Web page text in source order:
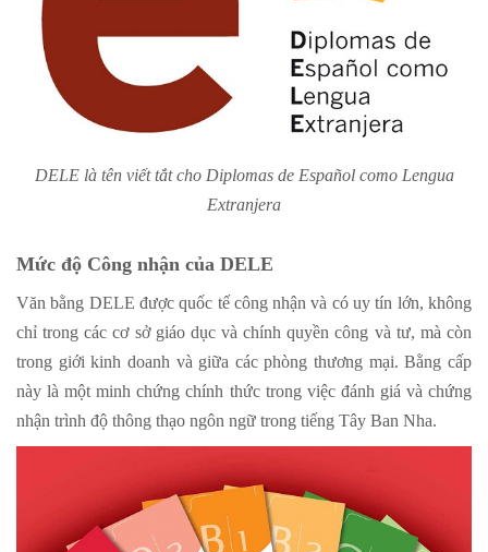
DELE là tên viết tắt cho Diplomas de Español como Lengua
Extranjera
Mức độ Công nhận của DELE
Văn bằng DELE được quốc tế công nhận và có uy tín lớn, không
chỉ trong các cơ sở giáo dục và chính quyền công và tư, mà còn
trong giới kinh doanh và giữa các phòng thương mại. Bằng cấp
này là một minh chứng chính thức trong việc đánh giá và chứng
nhận trình độ thông thạo ngôn ngữ trong tiếng Tây Ban Nha.